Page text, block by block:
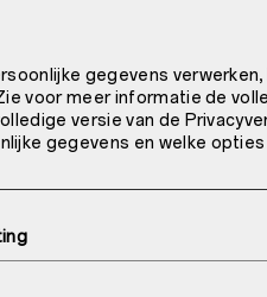
gegevens
voor meer informatie de
versie van de
gegevens en welke